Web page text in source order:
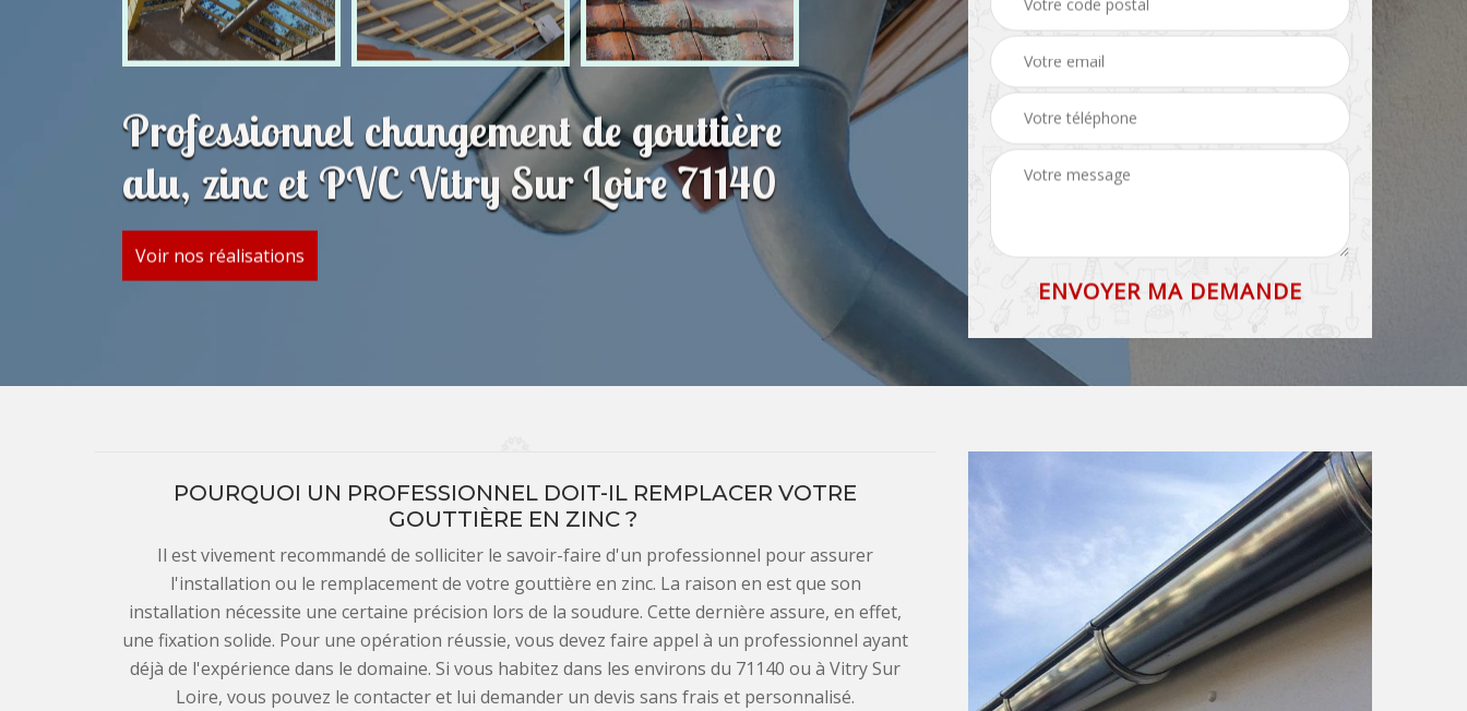
Professionnel changement de gouttière
alu, zinc et PVC Vitry Sur Loire 71140
Voir nos réalisations
POURQUOI UN PROFESSIONNEL DOIT-IL REMPLACER VOTRE
GOUTTIÈRE EN ZINC ?
Il est vivement recommandé de solliciter le savoir-faire d'un professionnel pour assurer
l'installation ou le remplacement de votre gouttière en zinc. La raison en est que son
installation nécessite une certaine précision lors de la soudure. Cette dernière assure, en effet,
une fixation solide. Pour une opération réussie, vous devez faire appel à un professionnel ayant
déjà de l'expérience dans le domaine. Si vous habitez dans les environs du 71140 ou à Vitry Sur
Loire, vous pouvez le contacter et lui demander un devis sans frais et personnalisé.